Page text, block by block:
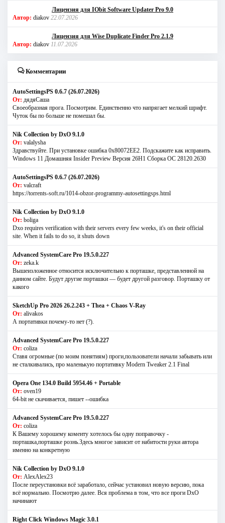
Лицензия для IObit Software Updater Pro 9.0
Автор: diakov 22.07.2026
Лицензия для Wise Duplicate Finder Pro 2.1.9
Автор: diakov 11.07.2026
Комментарии
AutoSettingsPS 0.6.7 (26.07.2026)
От: дядяСаша
Своеобразная прога. Посмотрим. Единственно что напрягает мелкий шрифт.
Чуток бы по больше не помешал бы.
Nik Collection by DxO 9.1.0
От: valalysha
Здравствуйте. При установке ошибка 0х80072EE2. Подскажите как исправить.
Windows 11 Домашняя Insider Preview Версия 26H1 Сборка ОС 28120.2630
AutoSettingsPS 0.6.7 (26.07.2026)
От: valcraft
https://torrents-soft.ru/1014-obzor-programmy-autosettingsps.html
Nik Collection by DxO 9.1.0
От: boliga
Dxo requires verification with their servers every few weeks, it's on their official
site. When it fails to do so, it shuts down
Advanced SystemCare Pro 19.5.0.227
От: zeka.k
Вышеизложенное относится исключительно к порташке, представленной на
данном сайте. Будут другие порташки — будет другой разговор. Порташку от
какого
SketchUp Pro 2026 26.2.243 + Thea + Chaos V-Ray
От: alivakos
А портативки почему-то нет (?).
Advanced SystemCare Pro 19.5.0.227
От: coliza
Ставя огромные (по моим понятиям) проги,пользователи начали забывать или
не сталкивались, про маленькую портативку Modern Tweaker 2.1 Final
Opera One 134.0 Build 5954.46 + Portable
От: oven19
64-bit не скачивается, пишет --ошибка
Advanced SystemCare Pro 19.5.0.227
От: coliza
К Вашему хорошему коменту хотелось бы одну поправочку -
порташка,порташке рознь.Здесь многое зависит от набитости руки автора
именно на конкретную
Nik Collection by DxO 9.1.0
От: AlexAlex23
После переустановки всё заработало, сейчас установил новую версию, пока
всё нормально. Посмотрю далее. Вся проблема в том, что все проги DxO
начинают
Right Click Windows Magic 3.0.1